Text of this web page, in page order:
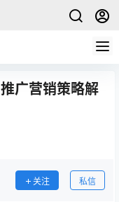
广营销策略解
关注 私信